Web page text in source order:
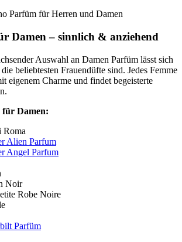
Damen – sinnlich & anziehend
Auswahl an Damen Parfüm lässt sich
beliebtesten Frauendüfte sind. Jedes Femme
eigenem Charme und findet begeisterte
für Damen:
Roma
Alien Parfum
Angel Parfum
Noir
Robe Noire
Parfüm